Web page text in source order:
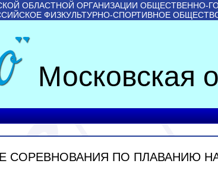
ОБЛАСТНОЙ ОРГАНИЗАЦИИ ОБЩЕСТВЕННО-
ФИЗКУЛЬТУРНО-СПОРТИВНОЕ
Московская
СОРЕВНОВАНИЯ ПО ПЛАВАНИЮ